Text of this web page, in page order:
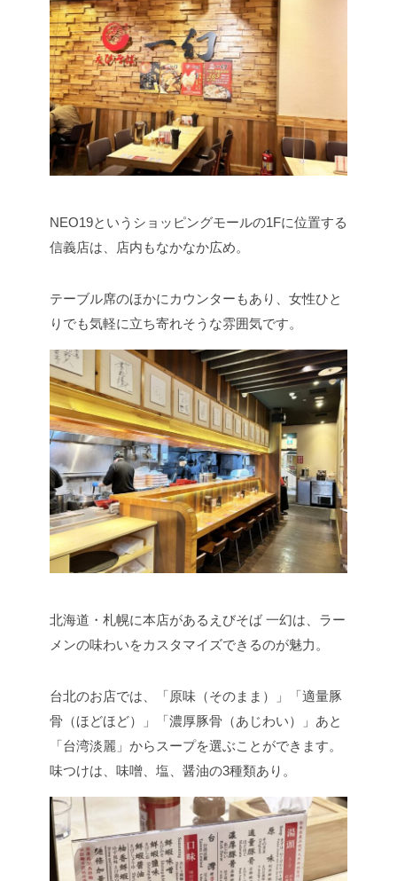
NEO19というショッピングモールの1Fに位置する
信義店は、店内もなかなか広め。
テーブル席のほかにカウンターもあり、女性ひと
りでも気軽に立ち寄れそうな雰囲気です。
北海道・札幌に本店があるえびそば 一幻は、ラー
メンの味わいをカスタマイズできるのが魅力。
台北のお店では、「原味（そのまま）」「適量豚
骨（ほどほど）」「濃厚豚骨（あじわい）」あと
「台湾淡麗」からスープを選ぶことができます。
味つけは、味噌、塩、醤油の3種類あり。